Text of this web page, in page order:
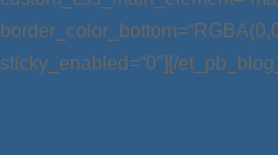
sticky_enabled=“0″][/